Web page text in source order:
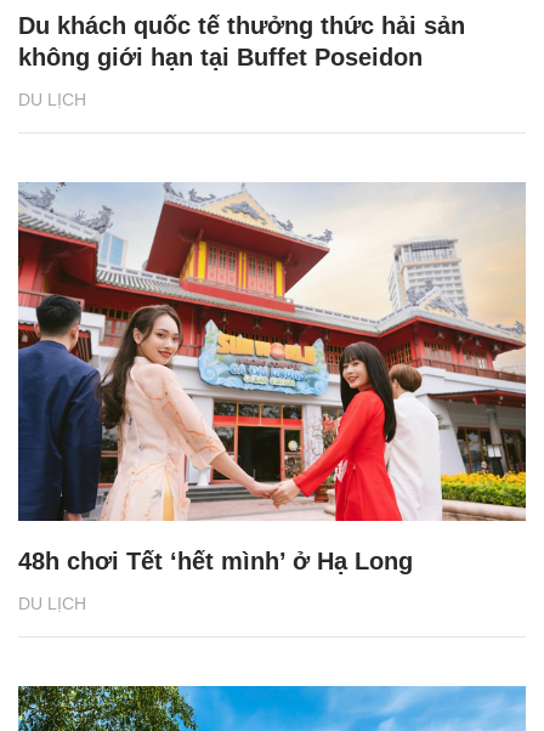
DU LỊCH
Du khách quốc tế thưởng thức hải sản
không giới hạn tại Buffet Poseidon
DU LỊCH
48h chơi Tết ‘hết mình’ ở Hạ Long